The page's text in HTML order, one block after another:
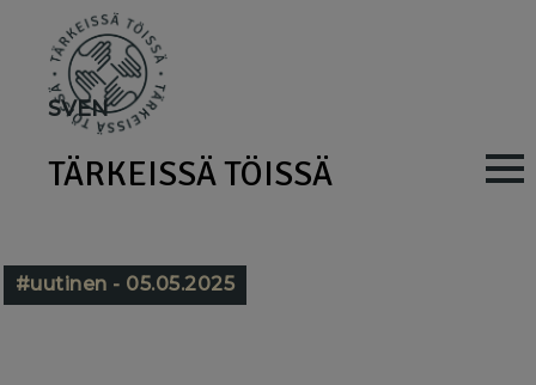
main
content
SVEN
TÄRKEISSÄ TÖISSÄ
#uutinen - 05.05.2025